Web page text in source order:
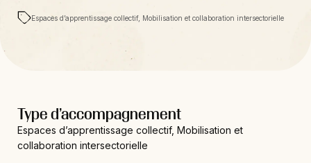
Espaces d’apprentissage collectif, Mobilisation et collaboration intersectorielle
Type d’accompagnement
Espaces d’apprentissage collectif, Mobilisation et
collaboration intersectorielle